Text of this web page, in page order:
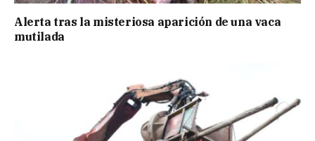
Alerta tras la misteriosa aparición de una vaca
mutilada